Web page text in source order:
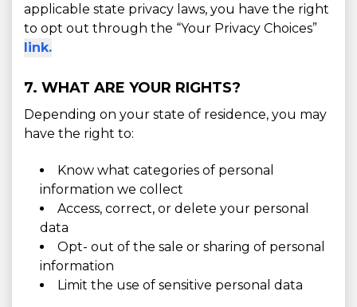
applicable state privacy laws, you have the right
to opt out through the “Your Privacy Choices”
link.
7. WHAT ARE YOUR RIGHTS?
Depending on your state of residence, you may
have the right to:
Know what categories of personal
information we collect
Access, correct, or delete your personal
data
Opt- out of the sale or sharing of personal
information
Limit the use of sensitive personal data